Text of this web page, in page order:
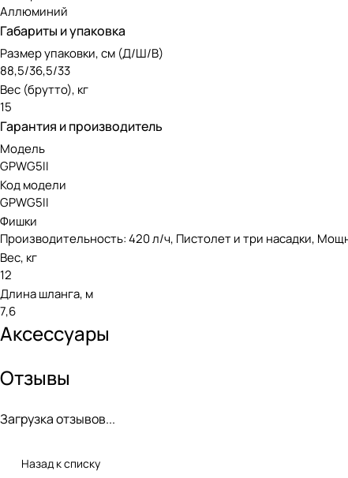
Аллюминий
Габариты и упаковка
Размер упаковки, см (Д/Ш/В)
88,5/36,5/33
Вес (брутто), кг
15
Гарантия и производитель
Модель
GPWG5II
Код модели
GPWG5II
Фишки
Производительность: 420 л/ч, Пистолет и три насадки,
Вес, кг
12
Длина шланга, м
7,6
Аксессуары
Отзывы
Загрузка отзывов...
Назад к списку